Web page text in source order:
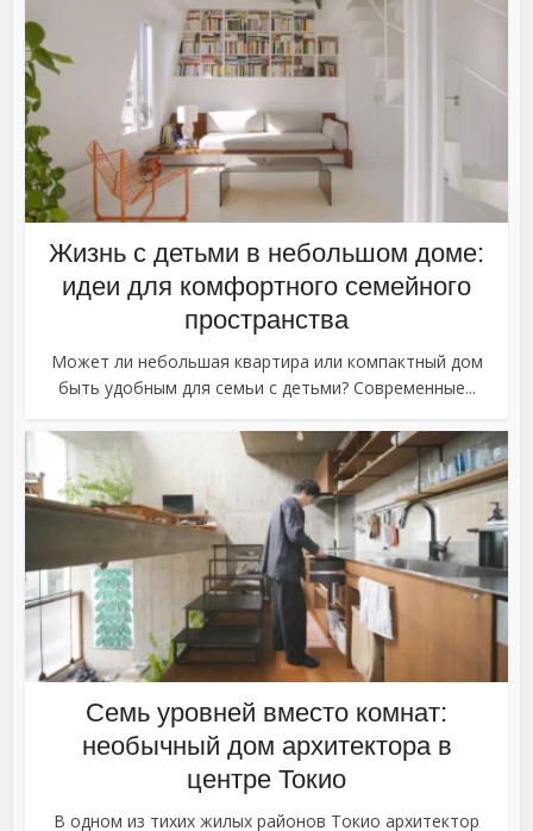
Жизнь с детьми в небольшом доме:
идеи для комфортного семейного
пространства
Может ли небольшая квартира или компактный дом
быть удобным для семьи с детьми? Современные...
Семь уровней вместо комнат:
необычный дом архитектора в
центре Токио
В одном из тихих жилых районов Токио архитектор